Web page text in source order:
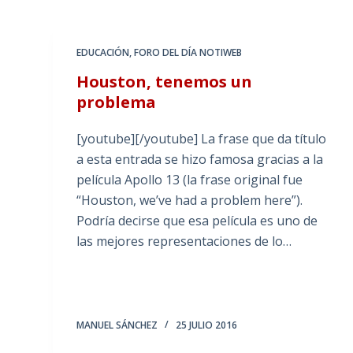
EDUCACIÓN,FORO DEL DÍA NOTIWEB
Houston, tenemos un
problema
[youtube][/youtube] La frase que da título
a esta entrada se hizo famosa gracias a la
película Apollo 13 (la frase original fue
“Houston, we’ve had a problem here”).
Podría decirse que esa película es uno de
las mejores representaciones de lo…
MANUEL SÁNCHEZ 25 JULIO 2016